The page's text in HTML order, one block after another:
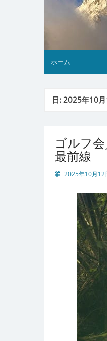
ホーム
日:2025年10
ゴルフ
最前線
2025年10月12